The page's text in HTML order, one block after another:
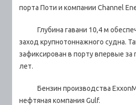
порта Поти и компании Channel
Глубина гавани 10,4 м
заход крупнотоннажного судна.
зафиксирован в порту впервые
лет.
Бензин производства
нефтяная компания Gulf.